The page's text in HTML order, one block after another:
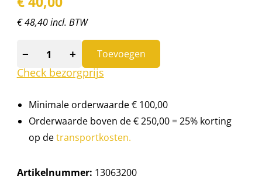
€ 48,40 incl. BTW
− + Toevoegen
Check bezorgprijs
Minimale orderwaarde € 100,00
Orderwaarde boven de € 250,00 = 25% korting
op detransportkosten.
Artikelnummer: 13063200